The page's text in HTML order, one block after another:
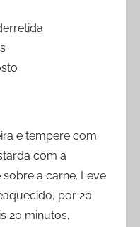
e tempere com
com a
a carne. Leve
por 20
20 minutos.